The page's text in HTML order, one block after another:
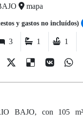
mapa
y gastos no incluídos)
3 1 1
BAJO, con 105